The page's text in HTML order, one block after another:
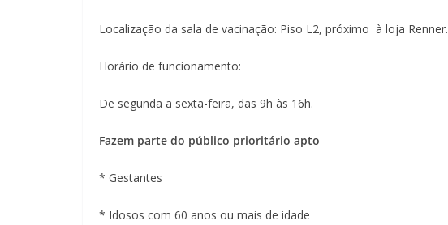
Localização da sala de vacinação: Piso L2, próximo à loja Renner.
Horário de funcionamento:
De segunda a sexta-feira, das 9h às 16h.
Fazem parte do público prioritário apto
* Gestantes
* Idosos com 60 anos ou mais de idade